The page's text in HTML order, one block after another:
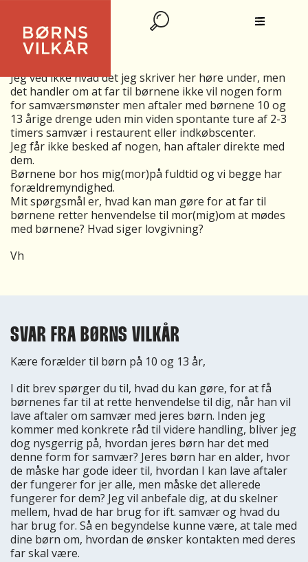
SAMVÆR
Jeg ved ikke hvad det jeg skriver her høre under, men
det handler om at far til børnene ikke vil nogen form
for samværsmønster men aftaler med børnene 10 og
13 årige drenge uden min viden spontante ture af 2-3
timers samvær i restaurent eller indkøbscenter.
Jeg får ikke besked af nogen, han aftaler direkte med
dem.
Børnene bor hos mig(mor)på fuldtid og vi begge har
forældremyndighed.
Mit spørgsmål er, hvad kan man gøre for at far til
børnene retter henvendelse til mor(mig)om at mødes
med børnene? Hvad siger lovgivning?
Vh
SVAR FRA BØRNS VILKÅR
Kære forælder til børn på 10 og 13 år,
I dit brev spørger du til, hvad du kan gøre, for at få
børnenes far til at rette henvendelse til dig, når han vil
lave aftaler om samvær med jeres børn. Inden jeg
kommer med konkrete råd til videre handling, bliver jeg
dog nysgerrig på, hvordan jeres børn har det med
denne form for samvær? Jeres børn har en alder, hvor
de måske har gode ideer til, hvordan I kan lave aftaler
der fungerer for jer alle, men måske det allerede
fungerer for dem? Jeg vil anbefale dig, at du skelner
mellem, hvad de har brug for ift. samvær og hvad du
har brug for. Så en begyndelse kunne være, at tale med
dine børn om, hvordan de ønsker kontakten med deres
far skal være.